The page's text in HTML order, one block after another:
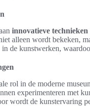
innovatieve technieken
alleen wordt bekeken,
de kunstwerken,
rol in de moderne
experimenteren met
wordt de kunstervaring